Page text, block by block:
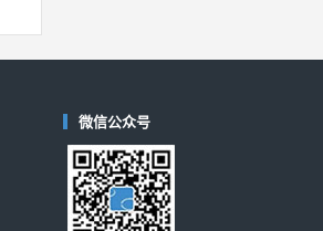
微信公众号